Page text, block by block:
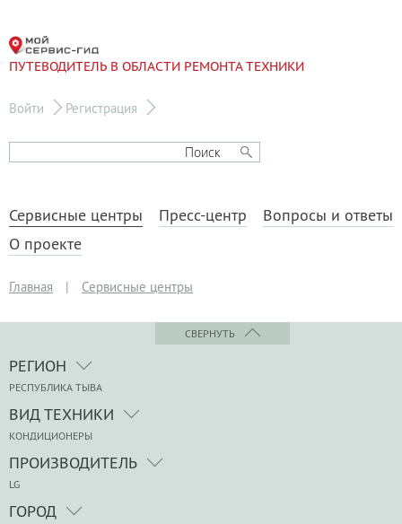
ПУТЕВОДИТЕЛЬ В ОБЛАСТИ РЕМОНТА ТЕХНИКИ
Войти Регистрация
Сервисные центры Пресс-центр
Вопросы и ответы
О проекте
Главная | Сервисные центры
СВЕРНУТЬ
РЕГИОН
РЕСПУБЛИКА ТЫВА
ВИД ТЕХНИКИ
КОНДИЦИОНЕРЫ
ПРОИЗВОДИТЕЛЬ
LG
ГОРОД